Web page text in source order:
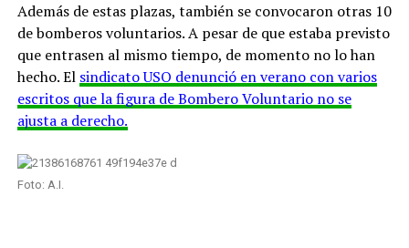
Además de estas plazas, también se convocaron otras 10
de bomberos voluntarios. A pesar de que estaba previsto
que entrasen al mismo tiempo, de momento no lo han
hecho. El sindicato USO denunció en verano con varios
escritos que la figura de Bombero Voluntario no se
ajusta a derecho.
Foto: A.I.